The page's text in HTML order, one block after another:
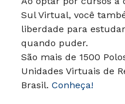
Sul Virtual, você
liberdade para
quando puder.
São mais de 1500
Unidades Virtuais de
Brasil. Conheça!